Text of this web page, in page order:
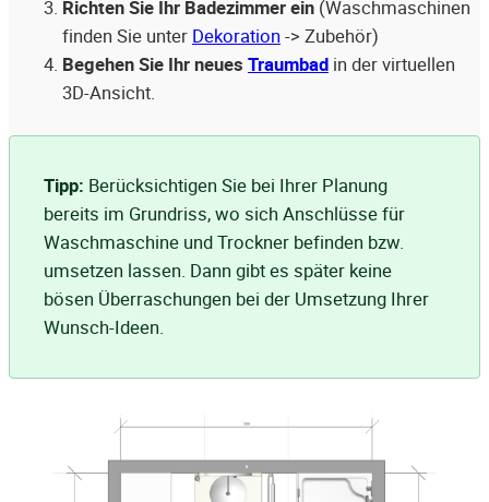
Richten Sie Ihr Badezimmer ein(Waschmaschinen
finden Sie unter Dekoration -> Zubehör)
Begehen Sie Ihr neues Traumbadin der virtuellen
3D-Ansicht.
Tipp: Berücksichtigen Sie bei Ihrer Planung
bereits im Grundriss, wo sich Anschlüsse für
Waschmaschine und Trockner befinden bzw.
umsetzen lassen. Dann gibt es später keine
bösen Überraschungen bei der Umsetzung Ihrer
Wunsch-Ideen.